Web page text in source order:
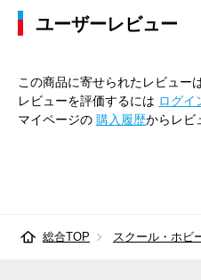
ユーザーレビュー
この商品に寄せられたレビュー
レビューを評価するには ログイ
マイページの 購入履歴からレビ
総合TOP スクール・ホビ